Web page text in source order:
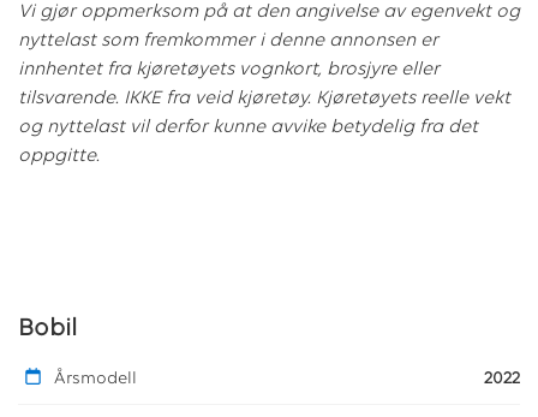
Vi gjør oppmerksom på at den angivelse av egenvekt og
nyttelast som fremkommer i denne annonsen er
innhentet fra kjøretøyets vognkort, brosjyre eller
tilsvarende. IKKE fra veid kjøretøy. Kjøretøyets reelle vekt
og nyttelast vil derfor kunne avvike betydelig fra det
oppgitte.
Bobil
Årsmodell 2022